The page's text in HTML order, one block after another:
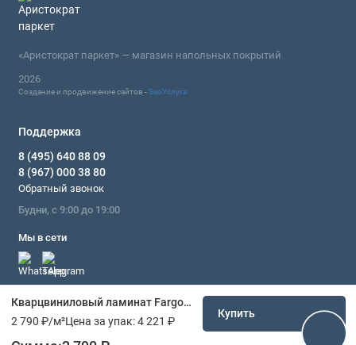
Кварцвиниловый ламинат Fargo Дуб Парижский дождь 33-61W935
2 790 ₽/м²Цена за упак: 4 221 ₽
Купить
«Аристократ паркет» — магазин напольных покрытий
2026
Создание и продвижение сайтов -SeoУслуга
Поддержка
8 (495) 640 88 09
8 (967) 000 38 80
Обратный звонок
Будни, с 9:00 до 19:00
Мы в сети